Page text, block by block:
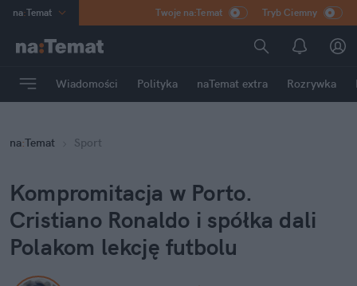
na:Temat
Poland
mama
Rozrywka
Twoje na:Temat Tryb Ciemny
Wiadomości Polityka naTemat extra Rozrywka
na:Temat Sport
Kompromitacja w Porto.
Cristiano Ronaldo i spółka dali
Polakom lekcję futbolu